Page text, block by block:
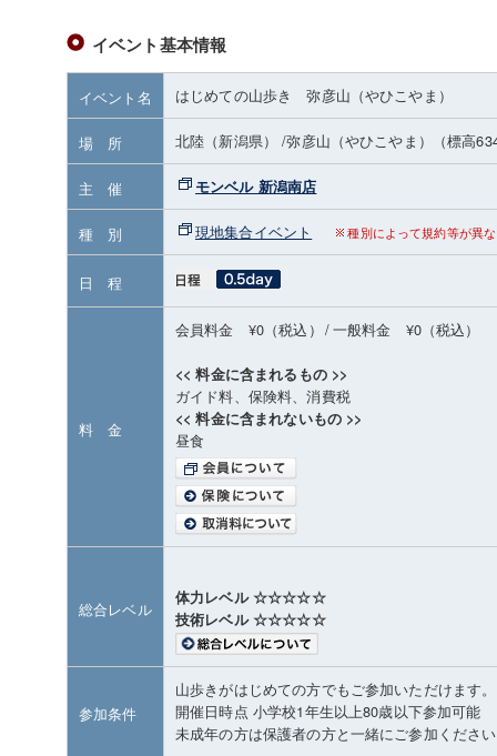
イベント基本情報
イベント名 はじめての山歩き 弥彦山（やひこやま）
場 所 北陸（新潟県） /弥彦山（やひこやま） （標高
主 催 モンベル 新潟南店
種 別 現地集合イベント 種別によって規約等が異
日 程
料 金
会員料金 ¥0（税込） /一般料金 ¥0（税込）
<< 料金に含まれるもの >>
ガイド料、保険料、消費税
<< 料金に含まれないもの >>
昼食
総合レベル
体力レベル ☆☆☆☆☆
技術レベル ☆☆☆☆☆
参加条件
山歩きがはじめての方でもご参加いただけます。
開催日時点 小学校1年生以上80歳以下参加可能
未成年の方は保護者の方と一緒にご参加くださ